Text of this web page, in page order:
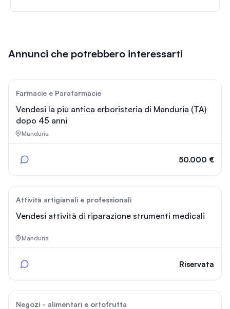
Annunci che potrebbero interessarti
Farmacie e Parafarmacie
Vendesi la più antica erboristeria di Manduria (TA)
dopo 45 anni
Manduria
50.000 €
Attività artigianali e professionali
Vendesi attività di riparazione strumenti medicali
Manduria
Riservata
Negozi - alimentari e ortofrutta